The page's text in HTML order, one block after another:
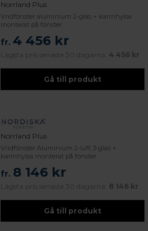
Norrland Plus
Vridfönster aluminium 2-glas + karmhylsa
monterat på fönster
fr. 4 456 kr
Lägsta pris senaste 30 dagarna: 4 456 kr
Gå till produkt
Norrland Plus
Vridfönster Aluminium 2-luft 3-glas +
karmhylsa monterat på fönster
fr. 8 146 kr
Lägsta pris senaste 30 dagarna: 8 146 kr
Gå till produkt